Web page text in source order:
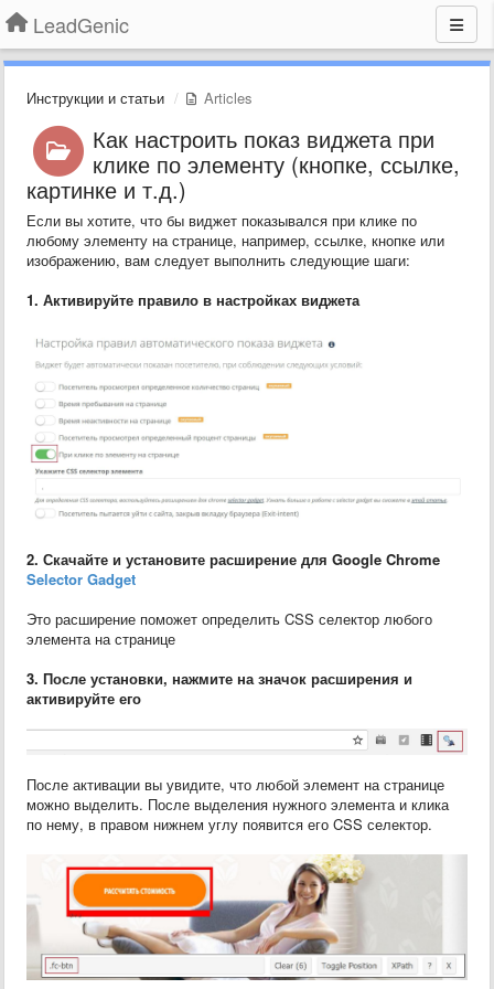
LeadGenic
Инструкции и статьи Articles
Как настроить показ виджета при
клике по элементу (кнопке, ссылке,
картинке и т.д.)
Если вы хотите, что бы виджет показывался при клике по
любому элементу на странице, например, ссылке, кнопке или
изображению, вам следует выполнить следующие шаги:
1. Активируйте правило в настройках виджета
2. Скачайте и установите расширение для Google Chrome
Selector Gadget
Это расширение поможет определить CSS селектор любого
элемента на странице
3. После установки, нажмите на значок расширения и
активируйте его
После активации вы увидите, что любой элемент на странице
можно выделить. После выделения нужного элемента и клика
по нему, в правом нижнем углу появится его CSS селектор.